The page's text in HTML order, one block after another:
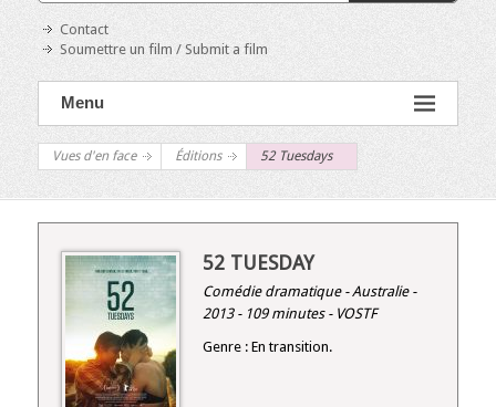
Contact
Soumettre un film / Submit a film
Menu
Vues d'en face Éditions 52 Tuesdays
52 TUESDAY
Comédie dramatique - Australie -
2013 - 109 minutes - VOSTF
Genre : En transition.